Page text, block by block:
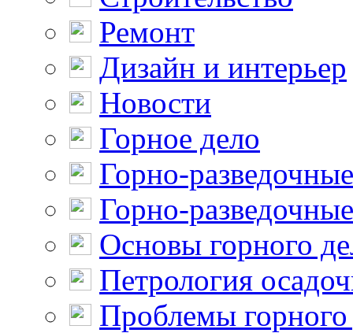
Ремонт
Дизайн и интерьер
Новости
Горное дело
Горно-
Горно-
Основы горного
Петрология
Проблемы горного